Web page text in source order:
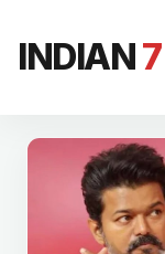
INDIAN7